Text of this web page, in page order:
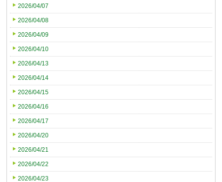
2026/04/07
2026/04/08
2026/04/09
2026/04/10
2026/04/13
2026/04/14
2026/04/15
2026/04/16
2026/04/17
2026/04/20
2026/04/21
2026/04/22
2026/04/23